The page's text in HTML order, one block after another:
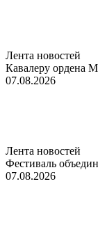
Лента новостей
Кавалеру ордена
07.08.2026
Лента новостей
Фестиваль
07.08.2026